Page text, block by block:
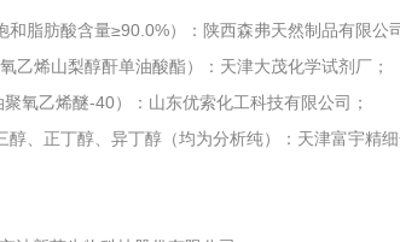
和脂肪酸含量≥90.0%）：陕西森弗天然制品有限公
乙烯山梨醇酐单油酸酯）：天津大茂化学试剂厂；
氧乙烯醚-40）：山东优索化工科技有限公司；
醇、正丁醇、异丁醇（均为分析纯）：天津富宇精